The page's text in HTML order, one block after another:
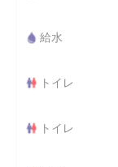
給水
トイレ
トイレ